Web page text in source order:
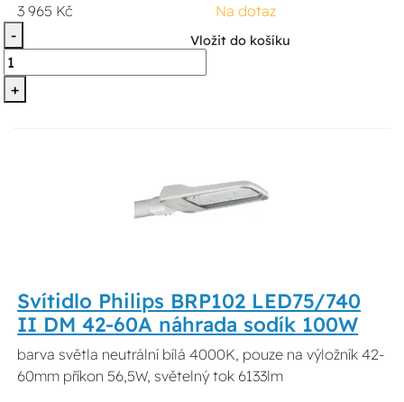
3 965 Kč
Na dotaz
-
+
Vložit do košíku
Svítidlo Philips BRP102 LED75/740
II DM 42-60A náhrada sodík 100W
barva světla neutrální bílá 4000K, pouze na výložník 42-
60mm příkon 56,5W, světelný tok 6133lm